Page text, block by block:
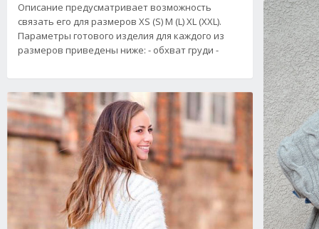
Описание предусматривает возможность
связать его для размеров XS (S) M (L) XL (XXL).
Параметры готового изделия для каждого из
размеров приведены ниже: - обхват груди -